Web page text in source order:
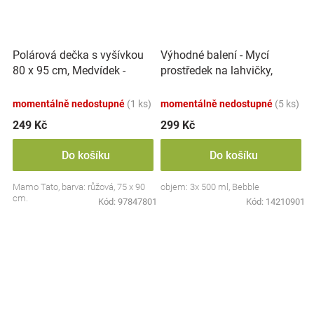
Polárová dečka s vyšívkou
80 x 95 cm, Medvídek -
momentálně nedostupné (1 ks)
249 Kč
Do košíku
Mamo Tato, barva: růžová, 75 x 90
cm.
Kód: 97847801
Výhodné balení - Mycí
prostředek na lahvičky,
momentálně nedostupné (5 ks)
299 Kč
Do košíku
objem: 3x 500 ml, Bebble
Kód: 14210901